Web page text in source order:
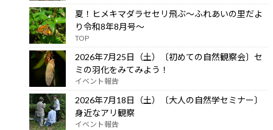
夏！ヒメキマダラセセリ飛ぶ～ふれあいの里だよ
り令和8年8月号～
TOP
2026年7月25日（土）〔初めての自然観察会〕セ
ミの羽化をみてみよう！
イベント報告
2026年7月18日（土）〔大人の自然学セミナー〕
身近なアリ観察
イベント報告